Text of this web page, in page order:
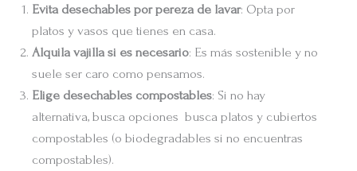
Evita desechables por pereza de lavar: Opta por
platos y vasos que tienes en casa.
Alquila vajilla si es necesario: Es más sostenible y no
suele ser caro como pensamos.
Elige desechables compostables: Si no hay
alternativa, busca opciones busca platos y cubiertos
compostables (o biodegradables si no encuentras
compostables).